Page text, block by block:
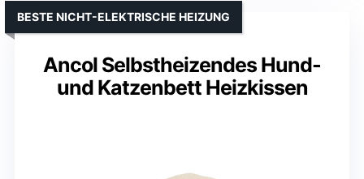
Ancol Selbstheizendes Hund-
und Katzenbett Heizkissen
BESTE NICHT-ELEKTRISCHE HEIZUNG